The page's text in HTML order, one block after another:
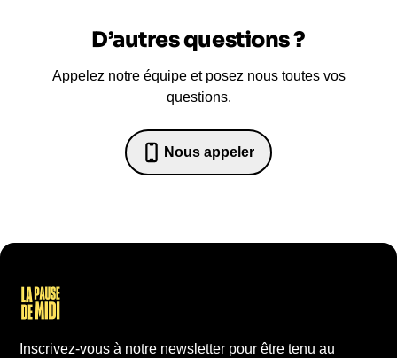
D’autres questions ?
Appelez notre équipe et posez nous toutes vos
questions.
Nous appeler
07 82 68 65 18
Inscrivez-vous à notre newsletter pour être tenu au